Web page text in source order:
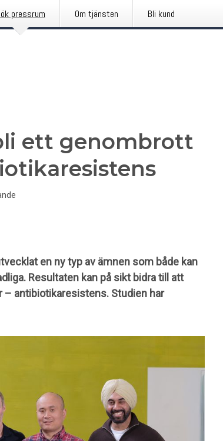
pressrum Om tjänsten Bli kund
ett genombrott
en ny typ av ämnen som både kan
Resultaten kan på sikt bidra till att
antibiotikaresistens. Studien har